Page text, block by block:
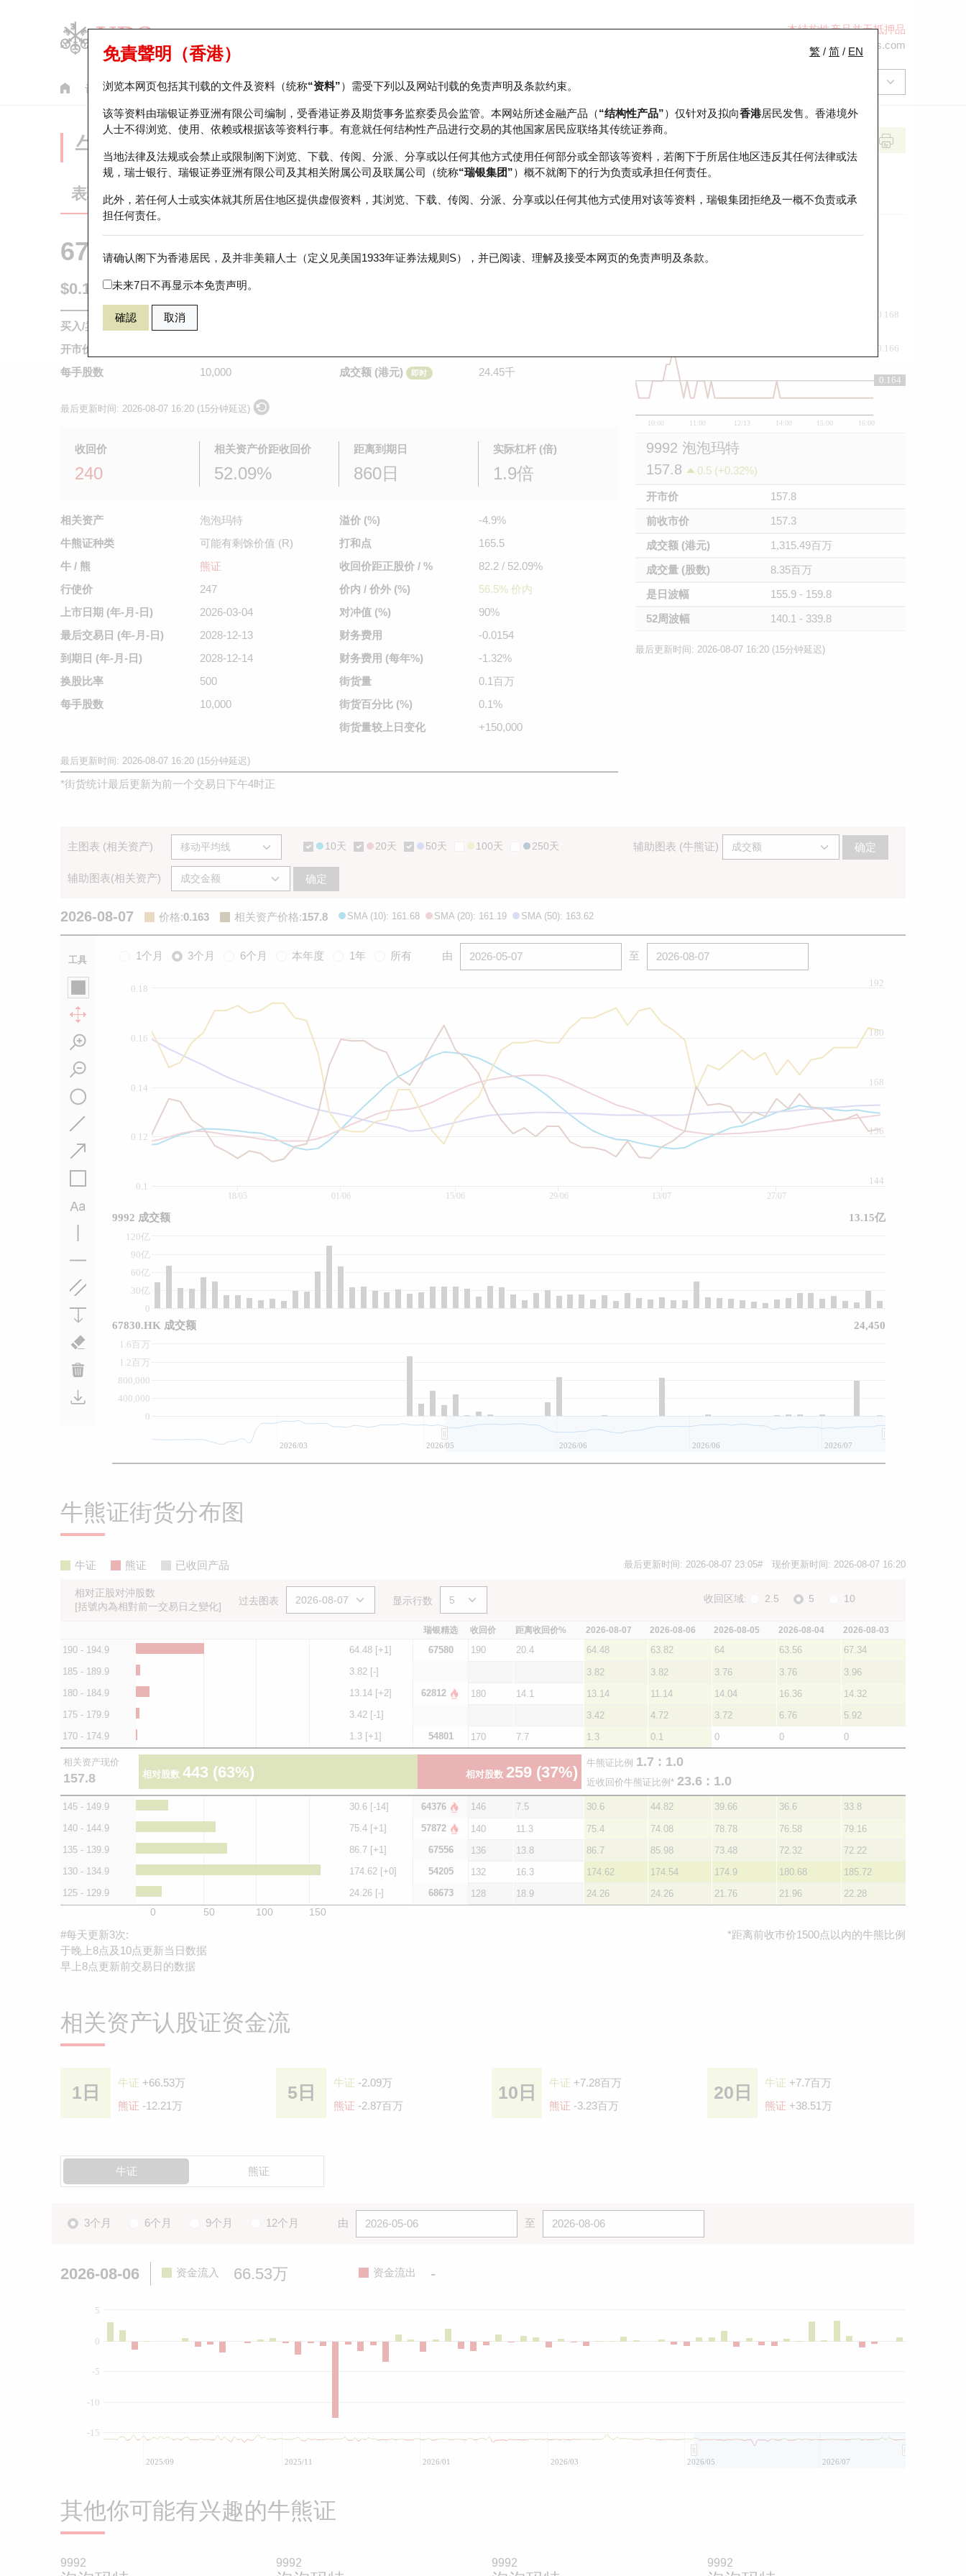
本结构性产品并无抵押品
ol-hkwarrants@ubs.com
认股证 牛熊证 美股指数产品 轮证市场统计 正股数据及市场统计 瑞银轮证教室
繁 / 简 / EN
免責聲明（香港）
浏览本网页包括其刊载的文件及资料（统称“资料”）需受下列以及网站刊载的免责声明及条款约束。
该等资料由瑞银证券亚洲有限公司编制，受香港证券及期货事务监察委员会监管。本网站所述金融产品（“结构性产品”）仅针对及拟向香港居民发售。香港境外
人士不得浏览、使用、依赖或根据该等资料行事。有意就任何结构性产品进行交易的其他国家居民应联络其传统证券商。
当地法律及法规或会禁止或限制阁下浏览、下载、传阅、分派、分享或以任何其他方式使用任何部分或全部该等资料，若阁下于所居住地区违反其任何法律或法
规，瑞士银行、瑞银证券亚洲有限公司及其相关附属公司及联属公司（统称“瑞银集团”）概不就阁下的行为负责或承担任何责任。
此外，若任何人士或实体就其所居住地区提供虚假资料，其浏览、下载、传阅、分派、分享或以任何其他方式使用对该等资料，瑞银集团拒绝及一概不负责或承
担任何责任。
请确认阁下为香港居民，及并非美籍人士（定义见美国1933年证券法规则S），并已阅读、理解及接受本网页的免责声明及条款。
未来7日不再显示本免责声明。
確認 取消
牛熊证分析仪
表现 街货统计 比较
67830 瑞银熊证 9992 泡泡玛特
$0.163 0.001 (-0.61%) 即时
买入/卖出价
开市价
每手股数
10,000
成交额 (港元)
即时 24.45千
最后更新时间: 2026-08-07 16:20 (15分钟延迟)
收回价
240
相关资产价距收回价
52.09%
距离到期日
860日
实际杠杆 (倍)
1.9倍
相关资产
泡泡玛特
牛熊证种类
可能有剩馀价值 (R)
牛 / 熊
熊证
行使价
247
上市日期 (年-月-日)
2026-03-04
最后交易日 (年-月-日)
2028-12-13
到期日 (年-月-日)
2028-12-14
换股比率
500
每手股数
10,000
溢价 (%)
-4.9%
打和点
165.5
收回价距正股价 / %
82.2 / 52.09%
价内 / 价外 (%)
56.5% 价内
对冲值 (%)
90%
财务费用
-0.0154
财务费用 (每年%)
-1.32%
街货量
0.1百万
街货百分比 (%)
0.1%
街货量较 上日变化 +150,000
最后更新时间: 2026-08-07 16:20 (15分钟延迟)
*街货统计最后更新为前一个交易日下午4时正
10:00 11:00 12/13 14:00 15:00 16:00
0.164
0.166
0.168
0.164
9992 泡泡玛特
157.8
0.5 (+0.32%)
开市价
157.8
前收市价
157.3
成交额 (港元)
1,315.49百万
成交量 (股数)
8.35百万
是日波幅
155.9 - 159.8
52周波幅
140.1 - 339.8
最后更新时间: 2026-08-07 16:20 (15分钟延迟)
主图表 (相关资产) 10天 20天 50天 100天 250天 辅助图表 (牛熊证) 确定
辅助图表(相关资产) 确定
2026-08-07 价格:0.163 相关资产价格:157.8 SMA (10): 161.68 SMA (20): 161.19 SMA (50): 163.62
工具 1个月 3个月 6个月 本年度 1年 所有 由 至
0.12
0.18
0.1
0.14
0.16
180
144
156
168
192
0
30亿
60亿
90亿
120亿
0
800,000
1.6百万
400,000
1.2百万
01/06 29/06 27/07
18/05 15/06 13/07
2026/03 2026/05 2026/06 2026/06 2026/07
9992 成交额 13.15亿
67830.HK 成交额 24,450
牛熊证街货分布图
牛证 熊证 已收回产品 最后更新时间: 2026-08-07 23:05# 现价更新时间: 2026-08-07 16:20
相对正股对沖股数
[括號內為相對前一交易日之變化]
过去图表 显示行数 收回区域: 2.5 5 10
瑞银精选 收回价 距离收回价% 2026-08-07 2026-08-06 2026-08-05 2026-08-04 2026-08-03
190 - 194.9 64.48 [+1] 67580 190 20.4 64.48 63.82 64 63.56
67.34
185 - 189.9
3.82 [-] 3.82 3.82 3.76 3.76
3.96
180 - 184.9
13.14 [+2] 62812 180 14.1 13.14 11.14 14.04 16.36
14.32
175 - 179.9
3.42 [-1] 3.42 4.72 3.72 6.76
5.92
170 - 174.9
1.3 [+1] 54801 170 7.7 1.3 0.1 0 0 0
相关资产现价
157.8 相对股数 443 (63%) 相对股数 259 (37%)
牛熊证比例 1.7 : 1.0
近收回价牛熊证比例* 23.6 : 1.0
145 - 149.9 30.6 [-14] 64376 146 7.5 30.6 44.82 39.66 36.6
33.8
140 - 144.9
75.4 [+1] 57872 140 11.3 75.4 74.08 78.78 76.58
79.16
135 - 139.9
86.7 [+1] 67556 136 13.8 86.7 85.98 73.48 72.32
72.22
130 - 134.9
174.62 [+0] 54205 132 16.3 174.62 174.54 174.9 180.68
185.72
125 - 129.9
24.26 [-] 68673 128 18.9 24.26 24.26 21.76 21.96 22.28
0 50 100 150
#每天更新3次:
于晚上8点及10点更新当日数据
早上8点更新前交易日的数据
*距离前收巿价1500点以内的牛熊比例
相关资产认股证资金流
1日 牛证 +66.53万
熊证 -12.21万
5日 牛证 -2.09万
熊证 -2.87百万
10日 牛证 +7.28百万
熊证 -3.23百万
20日 牛证 +7.7百万
熊证 +38.51万
牛证 熊证
3个月 6个月 9个月 12个月 由 至
2026-08-06 资金流入 66.53万 资金流出 -
0
-15
-10
-5
5
2025/09 2025/11 2026/01 2026/03 2026/05 2026/07
其他你可能有兴趣的牛熊证
9992 9992 9992 9992